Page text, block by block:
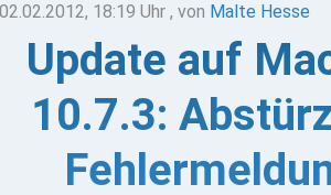
18:19 Uhr , von Malte Hesse
Update auf
10.7.3: